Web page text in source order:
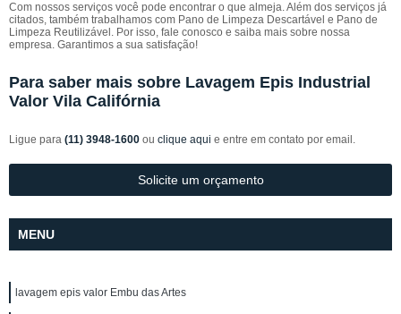
Com nossos serviços você pode encontrar o que almeja. Além dos serviços já
citados, também trabalhamos com Pano de Limpeza Descartável e Pano de
Limpeza Reutilizável. Por isso, fale conosco e saiba mais sobre nossa
empresa. Garantimos a sua satisfação!
Para saber mais sobre Lavagem Epis Industrial
Valor Vila Califórnia
Ligue para (11) 3948-1600 ou clique aqui e entre em contato por email.
Solicite um orçamento
MENU
lavagem epis valor Embu das Artes